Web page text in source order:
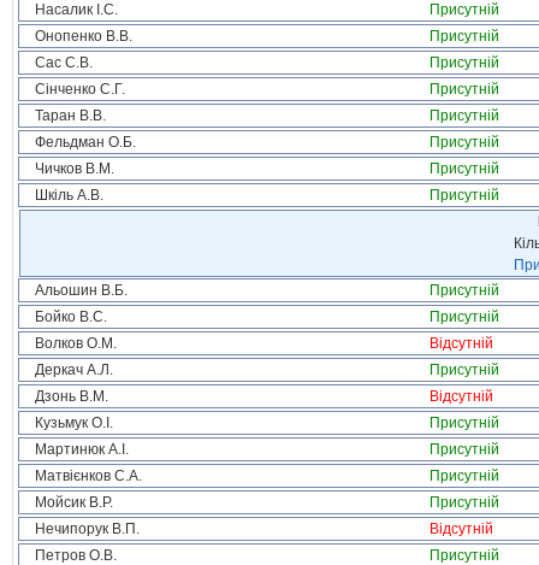
Насалик І.С.
Присутній
Онопенко В.В.
Присутній
Сас С.В.
Присутній
Сінченко С.Г.
Присутній
Таран В.В.
Присутній
Фельдман О.Б.
Присутній
Чичков В.М.
Присутній
Шкіль А.В.
Присутній
Альошин В.Б.
Присутній
Бойко В.С.
Присутній
Волков О.М.
Відсутній
Деркач А.Л.
Присутній
Дзонь В.М.
Відсутній
Кузьмук О.І.
Присутній
Мартинюк А.І.
Присутній
Матвієнков С.А.
Присутній
Мойсик В.Р.
Присутній
Нечипорук В.П.
Відсутній
Петров О.В.
Присутній